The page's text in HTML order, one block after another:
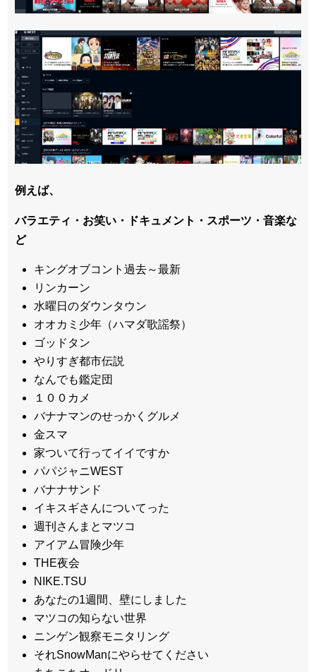
例えば、
バラエティ・お笑い・ドキュメント・スポーツ・音楽な
ど
キングオブコント過去～最新
リンカーン
水曜日のダウンタウン
オオカミ少年（ハマダ歌謡祭）
ゴッドタン
やりすぎ都市伝説
なんでも鑑定団
１００カメ
バナナマンのせっかくグルメ
金スマ
家ついて行ってイイですか
パパジャニWEST
バナナサンド
イキスギさんについてった
週刊さんまとマツコ
アイアム冒険少年
THE夜会
NIKE.TSU
あなたの1週間、壁にしました
マツコの知らない世界
ニンゲン観察モニタリング
それSnowManにやらせてください